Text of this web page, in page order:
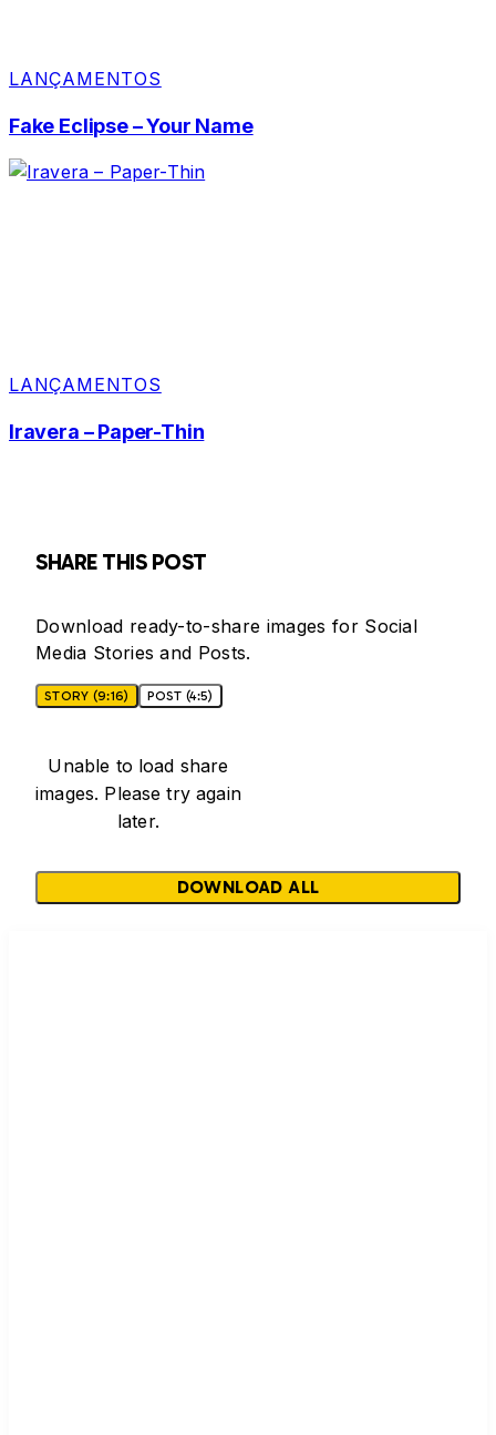
LANÇAMENTOS
Fake Eclipse – Your Name
LANÇAMENTOS
Iravera – Paper-Thin
SHARE THIS POST
Download ready-to-share images for Social
Media Stories and Posts.
STORY (9:16) POST (4:5)
Unable to load share
images. Please try again
later.
DOWNLOAD ALL